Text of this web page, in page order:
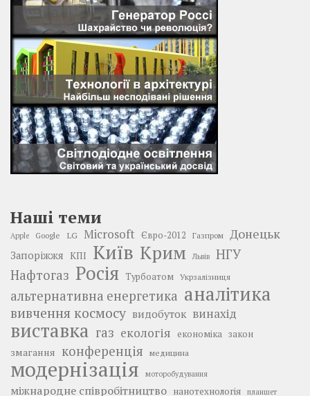
Наші теми
Apple Google LG Microsoft Євро-2012 Газпром Донецьк
Запоріжжя КПІ Київ Крим Львів
НГУ
Нафтогаз Росія Турбоатом Укрзалізниця
альтернативна енергетика аналітика
вивчення космосу видобуток винахід
виставка газ екологія економіка закон
змагання конференція медицина
модернізація моторобудування
міжнародне співробітництво нанотехнологія планшет